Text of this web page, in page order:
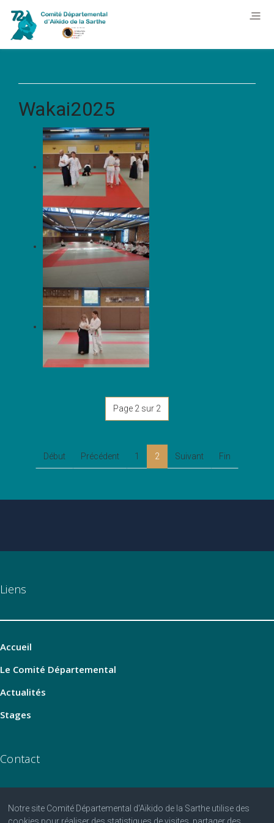
Wakai2025
Page 2 sur 2
Début Précédent 1 2 Suivant Fin
Notre site Comité Départemental d'Aïkido de la Sarthe utilise des
Liens
Accueil
Le Comité Départemental
Actualités
Stages
Contact
06 07 25 25 81